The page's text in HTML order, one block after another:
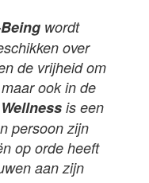
wordt
over
de vrijheid om
ook in de
is een
persoon zijn
op orde heeft
aan zijn